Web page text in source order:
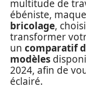
multitude de
ébéniste,
bricolage,
transformer
un comparatif
modèles
2024, afin de
éclairé.